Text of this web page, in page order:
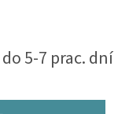
5-7 prac. dní